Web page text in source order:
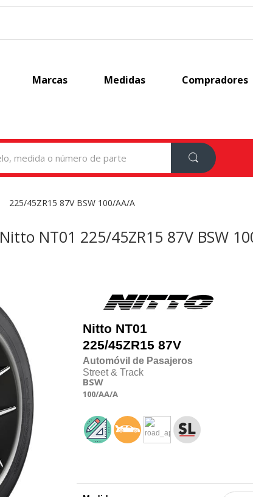
Marcas Medidas Compradores
225/45ZR15 87V BSW 100/AA/A
Nitto NT01 225/45ZR15 87V BSW
Nitto NT01
225/45ZR15 87V
Automóvil de Pasajeros
Street & Track
BSW
100/AA/A